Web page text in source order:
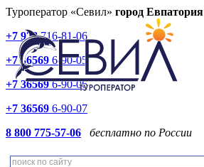
Туроператор «Севил» город Евпатория
+7 978716-81-06
+7 36569 6-90-05
+7 365696-90-06
+7 36569 6-90-07
8 800 775-57-06
бесплатно по России